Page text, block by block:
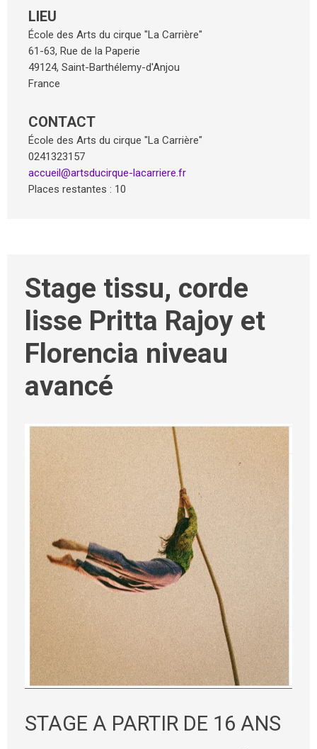
LIEU
École des Arts du cirque "La Carrière"
61-63, Rue de la Paperie
49124, Saint-Barthélemy-d'Anjou
France
CONTACT
École des Arts du cirque "La Carrière"
0241323157
accueil@artsducirque-lacarriere.fr
Places restantes : 10
Stage tissu, corde
lisse Pritta Rajoy et
Florencia niveau
avancé
STAGE A PARTIR DE 16 ANS